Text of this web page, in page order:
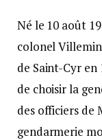
Né le 10 août
colonel
de Saint-Cyr
de choisir la
des officiers de
gendarmerie